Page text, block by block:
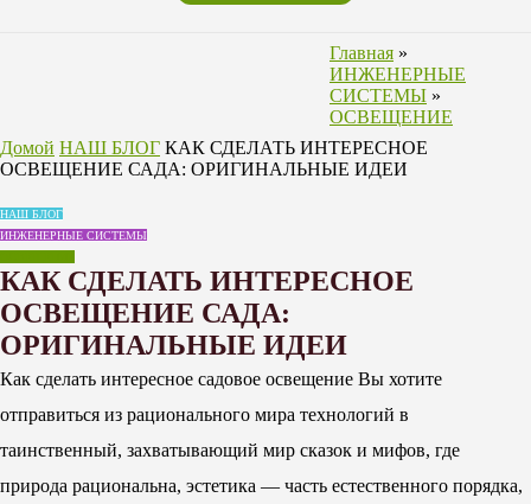
Главная »
ИНЖЕНЕРНЫЕ
СИСТЕМЫ »
ОСВЕЩЕНИЕ
Домой НАШ БЛОГ КАК СДЕЛАТЬ ИНТЕРЕСНОЕ
ОСВЕЩЕНИЕ САДА: ОРИГИНАЛЬНЫЕ ИДЕИ
НАШ БЛОГ
ИНЖЕНЕРНЫЕ СИСТЕМЫ
КАК СДЕЛАТЬ ИНТЕРЕСНОЕ
ОСВЕЩЕНИЕ САДА:
ОРИГИНАЛЬНЫЕ ИДЕИ
Как сделать интересное садовое освещение Вы хотите
отправиться из рационального мира технологий в
таинственный, захватывающий мир сказок и мифов, где
природа рациональна, эстетика — часть естественного порядка,